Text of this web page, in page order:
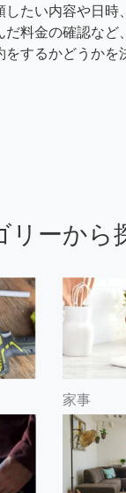
したい内容や日時
料金の確認など
するかどうかを
リーから
家事